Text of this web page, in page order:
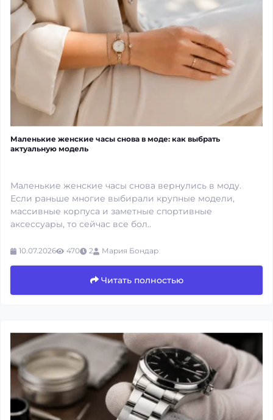
Маленькие женские часы снова в моде: как выбрать
актуальную модель
Маленькие женские часы снова вернулись в моду.
Если раньше многие выбирали крупные модели,
массивные корпуса и заметные спортивные
аксессуары, то сейчас все бол..
10.07.2026 470 2 Мария Бондар
Читать полностью